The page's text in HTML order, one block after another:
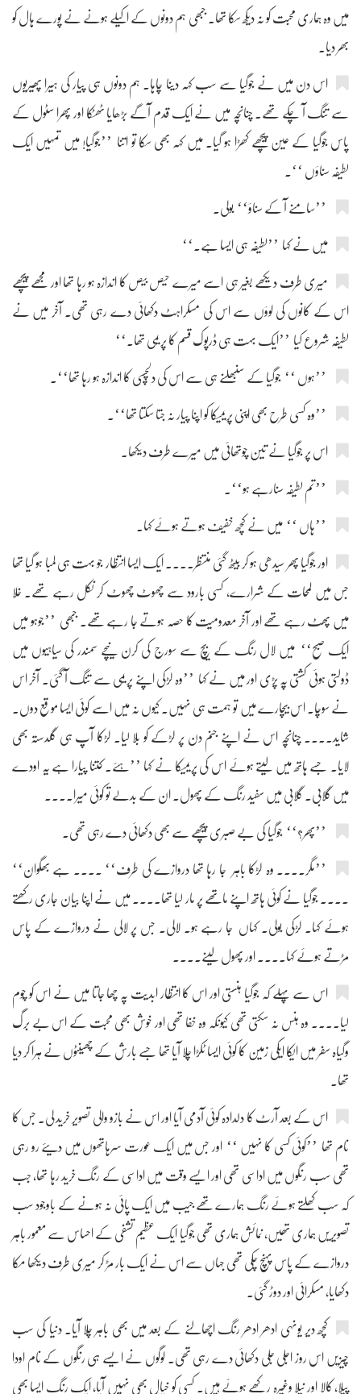
میں وہ ہماری محبت کو نہ دیکھ سکا تھا۔ جبھی ہم دونوں کے اکیلے ہونے نے پورے ہال کو
بھر دیا۔
اس دن میں نے جوگیا سے سب کہہ دینا چاہا۔ ہم دونوں ہی پیار کی ہیرا پھیریوں
سے تنگ آ چکے تھے۔ چنانچہ میں نے ایک قدم آگے بڑھایا ٹھٹکا اور پھرا سٹول کے
پاس جوگیا کے عین پیچھے کھڑا ہو گیا۔ میں کہہ بھی سکا تو اتنا ’’جوگیا! میں تمہیں ایک
لطیفہ سناؤں ‘‘۔
’’سامنے آ کے سناؤ‘‘ بولی۔
میں نے کہا ’’لطیفہ ہی ایسا ہے۔‘‘
میری طرف دیکھے بغیر ہی اسے میرے حیص بیص کا اندازہ ہو رہا تھا اور مجھے پیچھے
اس کے کانوں کی لوؤں سے اس کی مسکراہٹ دکھائی دے رہی تھی۔ آخر میں نے
لطیفہ شروع کیا ’’ایک بہت ہی ڈرپوک قسم کا پریمی تھا۔‘‘
’’ہوں ‘‘ جوگیا کے سنبھلنے ہی سے اس کی دلچسپی کا اندازہ ہو رہا تھا‘‘۔
’’وہ کسی طرح بھی اپنی پریمیکا کو اپنا پیار نہ جتا سکتا تھا‘‘۔
اس پر جوگیا نے تین چوتھائی میں میرے طرف دیکھا۔
’’تم لطیفہ سنارہے ہو‘‘۔
’’ہاں ‘‘ میں نے کچھ خفیف ہوتے ہوئے کہا۔
اور جوگیا پھر سیدھی ہو کر بیٹھ گئی منتظر.... ایک ایسا انتظار جو بہت ہی لمبا ہو گیا تھا
جس میں لمحات کے شرارے، کسی بارود سے چھوٹ چھوٹ کر نکل رہے تھے۔ خلا
میں پھٹ رہے تھے اور آخر معدومیت کا حصہ ہوتے جا رہے تھے۔ جبھی ’’جوہو میں
ایک صبح‘‘ میں لال رنگ کے بیچ سے سورج کی کرن نیچے سمندر کی سیاہیوں میں
ڈولتی ہوئی کشتی پہ پڑی اور میں نے کہا ’’وہ لڑکی اپنے پریمی سے تنگ آ گئی۔ آخر اس
نے سوچا۔ اس بیچارے میں تو ہمت ہی نہیں۔ کیوں نہ میں اسے کوئی ایسا موقع دوں۔
شاید.... چنانچہ اس نے اپنے جنم دن پر لڑکے کو بلا لیا۔ لڑکا آپ ہی گلدستہ بھی
لایا۔ جسے ہاتھ میں لیتے ہوئے اس کی پریمیکا نے کہا ’’ہئے۔ کتنا پیارا ہے یہ اودے
میں گلابی۔ گلابی میں سفید رنگ کے پھول۔ ان کے بدلے تو کوئی میرا....
’’پھر؟‘‘ جوگیا کی بے صبری پیچھے سے بھی دکھائی دے رہی تھی۔
’’مگر.... وہ لڑکا باہر جا رہا تھا دروازے کی طرف‘‘ .... ہے بھگوان‘‘
.... جوگیا نے کوئی ہاتھ اپنے ماتھے پر مار لیا تھا.... میں نے اپنا بیان جاری رکھتے
ہوئے کہا۔ لڑکی بولی۔ کہاں جا رہے ہو۔ لالی۔ جس پر لالی نے دروازے کے پاس
مڑتے ہوئے کہا.... اور پھول لینے....
اس سے پہلے کہ جوگیا ہنستی اور اس کا انتظار ابدیت پہ چھا جاتا میں نے اس کو چُوم
لیا.... وہ ہنس نہ سکتی تھی کیونکہ وہ خفا تھی اور خوش بھی محبت کے اس بے برگ
وگیاہ سفر میں ایکا ایکی زمین کا کوئی ایسا ٹکڑا چلا آیا تھا جسے بارش کے چھینٹوں نے ہرا کر دیا
تھا۔
اس کے بعد آرٹ کا دلدادہ کوئی آدمی آیا اور اس نے بازو والی تصویر خرید لی۔ جس کا
نام تھا ’’کوئی کسی کا نہیں ‘‘ اور جس میں ایک عورت سرہاتھوں میں دیئے رو رہی
تھی سب رنگوں میں اداسی تھی اور ایسے وقت میں اداسی کے رنگ خرید رہا تھا، جب
کہ سب کھلتے ہوئے رنگ ہمارے تھے جیب میں ایک پائی نہ ہونے کے باوجود سب
تصویریں ہماری تھیں، نمائش ہماری تھی جوگیا ایک عظیم تشفی کے احساس سے معمور باہر
دروازے کے پاس پہنچ چکی تھی جہاں سے اس نے ایک بار مڑ کر میری طرف دیکھا مکا
دکھایا، مسکرائی اور دوڑ گئی۔
کچھ دیر یونہی ادھر ادھر رنگ اچھالنے کے بعد میں بھی باہر چلا آیا۔ دنیا کی سب
چیزیں اس روز اجلی جلی دکھائی دے رہی تھی۔ لوگوں نے ایسے ہی رنگوں کے نام اودا
پیلا، کالا اور نیلا وغیرہ رکھے ہوئے ہیں۔ کسی کو خیال بھی نہیں آیا، ایک رنگ ایسا بھی